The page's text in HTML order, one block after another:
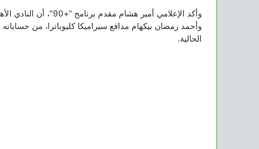
وأكد الإعلامي أمير هشام
وأحمد رمضان بيكهام مدافع سيراميكا كليوباترا، من حساباته
الحالية.